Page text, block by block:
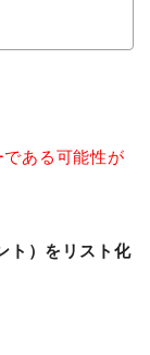
ある可能性が
ト）をリスト化